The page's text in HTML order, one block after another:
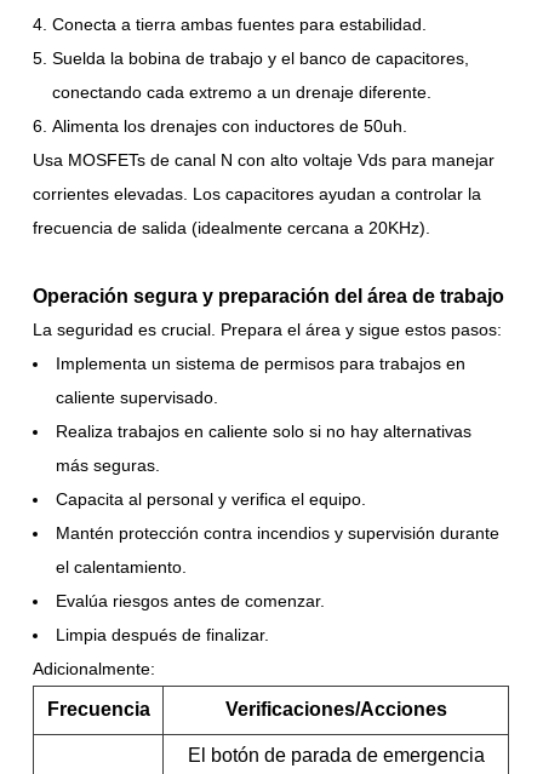
Conecta a tierra ambas fuentes para estabilidad.
Suelda la bobina de trabajo y el banco de capacitores,
conectando cada extremo a un drenaje diferente.
Alimenta los drenajes con inductores de 50uh.
Usa MOSFETs de canal N con alto voltaje Vds para manejar
corrientes elevadas. Los capacitores ayudan a controlar la
frecuencia de salida (idealmente cercana a 20KHz).
Operación segura y preparación del área de trabajo
La seguridad es crucial. Prepara el área y sigue estos pasos:
Implementa un sistema de permisos para trabajos en
caliente supervisado.
Realiza trabajos en caliente solo si no hay alternativas
más seguras.
Capacita al personal y verifica el equipo.
Mantén protección contra incendios y supervisión durante
el calentamiento.
Evalúa riesgos antes de comenzar.
Limpia después de finalizar.
Adicionalmente:
Frecuencia Verificaciones/Acciones
El botón de parada de emergencia